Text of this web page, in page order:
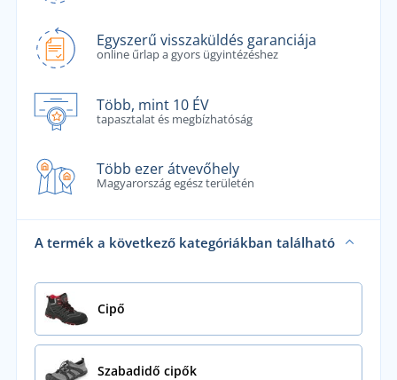
Egyszerű visszaküldés garanciája
online űrlap a gyors ügyintézéshez
Több, mint 10 ÉV
tapasztalat és megbízhatóság
Több ezer átvevőhely
Magyarország egész területén
A termék a következő kategóriákban található
Cipő
Szabadidő cipők